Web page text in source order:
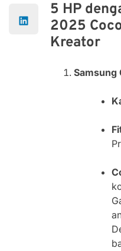
5 HP
2025
Kreator
Samsung